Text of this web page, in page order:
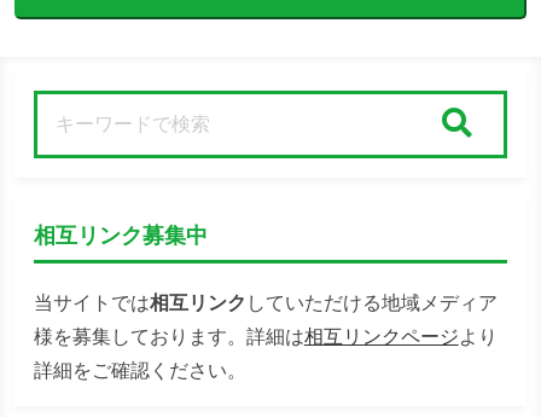
相互リンク募集中
当サイトでは相互リンク していただける地域メディア
様を募集しております。詳細は相互リンクページより
詳細をご確認ください。